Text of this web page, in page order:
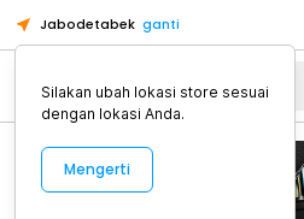
Jabodetabek ganti
Alat Kopi
Silakan ubah lokasi store sesuai
dengan lokasi Anda.
Mengerti